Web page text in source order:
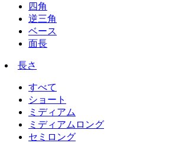
四角
逆三角
ベース
面長
長さ
すべて
ショート
ミディアム
ミディアムロング
セミロング